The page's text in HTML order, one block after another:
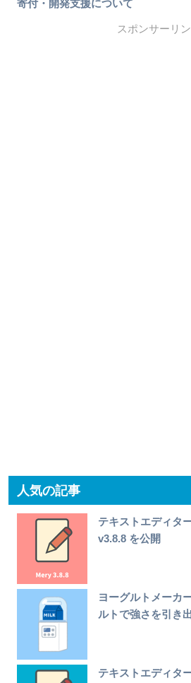
寄付・開発支援について
スポンサーリ
人気の記事
テキストエディタ
v3.8.8 を公開
ヨーグルトメーカ
ルトで強さを引き
テキストエディタ